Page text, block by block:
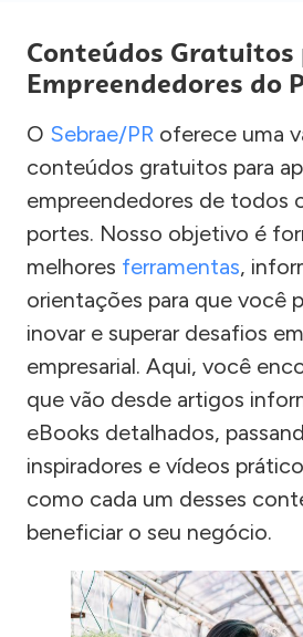
Conteúdos Gratuitos
Empreendedores do
O Sebrae/PR oferece uma
conteúdos gratuitos para
empreendedores de todos
portes. Nosso objetivo é
melhores ferramentas,
orientações para que você
inovar e superar desafios
empresarial. Aqui, você
que vão desde artigos
eBooks detalhados,
inspiradores e vídeos
como cada um desses
beneficiar o seu negócio.